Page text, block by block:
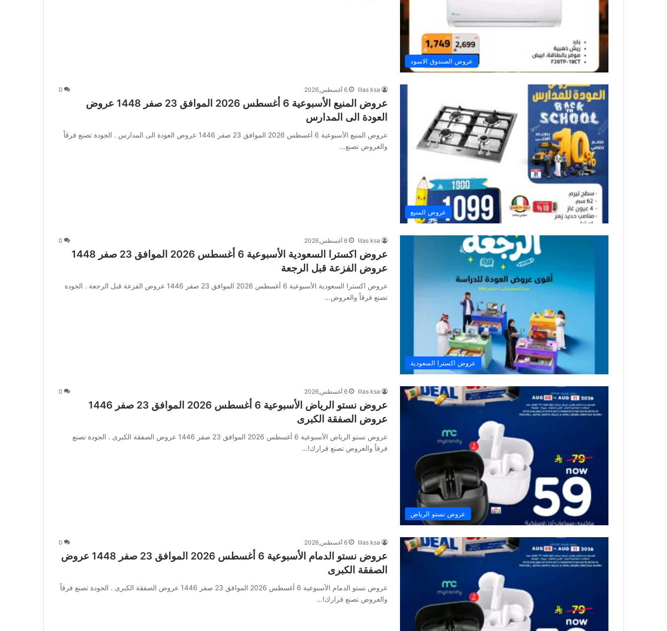
عروض الصندوق الاسود
عروض المنيع
lilas ksa 6 أغسطس,2026 0
عروض المنيع الأسبوعية 6 أغسطس 2026 الموافق 23 صفر 1448 عروض
العودة الى المدارس
عروض المنيع الأسبوعية 6 أغسطس 2026 الموافق 23 صفر 1446 عروض العودة الى المدارس . الجودة تصنع فرقاً
والعروض تصنع…
عروض اكسترا السعودية
lilas ksa 6 أغسطس,2026 0
عروض اكسترا السعودية الأسبوعية 6 أغسطس 2026 الموافق 23 صفر 1448
عروض الفزعة قبل الرجعة
عروض اكسترا السعودية الأسبوعية 6 أغسطس 2026 الموافق 23 صفر 1446 عروض الفزعة قبل الرجعة . الجودة
تصنع فرقاً والعروض…
عروض نستو الرياض
lilas ksa 6 أغسطس,2026 0
عروض نستو الرياض الأسبوعية 6 أغسطس 2026 الموافق 23 صفر 1446
عروض الصفقة الكبرى
عروض نستو الرياض الأسبوعية 6 أغسطس 2026 الموافق 23 صفر 1446 عروض الصفقة الكبرى . الجودة تصنع
فرقاً والعروض تصنع قرارك!…
lilas ksa 6 أغسطس,2026 0
عروض نستو الدمام الأسبوعية 6 أغسطس 2026 الموافق 23 صفر 1448 عروض
الصفقة الكبرى
عروض نستو الدمام الأسبوعية 6 أغسطس 2026 الموافق 23 صفر 1446 عروض الصفقة الكبرى . الجودة تصنع فرقاً
والعروض تصنع قرارك!…